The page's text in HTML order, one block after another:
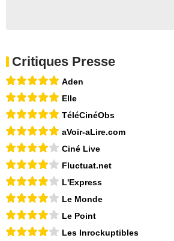
Critiques Presse
Aden
Elle
TéléCinéObs
aVoir-aLire.com
Ciné Live
Fluctuat.net
L'Express
Le Monde
Le Point
Les Inrockuptibles